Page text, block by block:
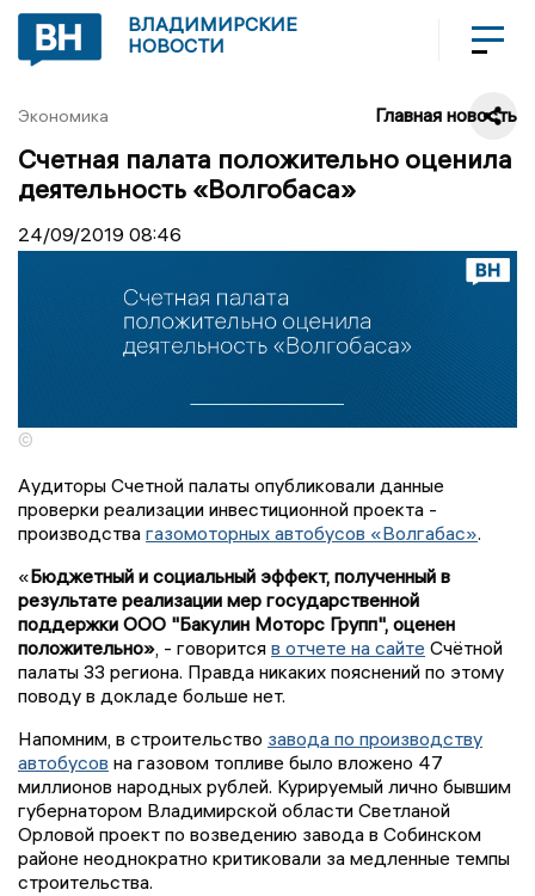
ВЛАДИМИРСКИЕ
НОВОСТИ
Экономика Главная новость
Счетная палата положительно оценила
деятельность «Волгобаса»
24/09/2019 08:46
©
Аудиторы Счетной палаты опубликовали данные
проверки реализации инвестиционной проекта -
производства газомоторных автобусов «Волгабас».
«Бюджетный и социальный эффект, полученный в
результате реализации мер государственной
поддержки ООО "Бакулин Моторс Групп", оценен
положительно», - говорится в отчете на сайте Счётной
палаты 33 региона. Правда никаких пояснений по этому
поводу в докладе больше нет.
Напомним, в строительство завода по производству
автобусов на газовом топливе было вложено 47
миллионов народных рублей. Курируемый лично бывшим
губернатором Владимирской области Светланой
Орловой проект по возведению завода в Собинском
районе неоднократно критиковали за медленные темпы
строительства.